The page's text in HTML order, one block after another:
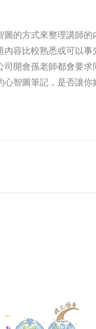
圖的方式來整理講師
內容比較熟悉或可以
司開會孫老師都會要
智圖筆記，是否讓你